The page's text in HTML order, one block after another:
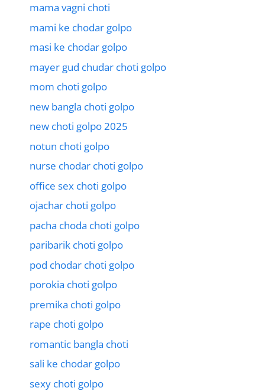
mama vagni choti
mami ke chodar golpo
masi ke chodar golpo
mayer gud chudar choti golpo
mom choti golpo
new bangla choti golpo
new choti golpo 2025
notun choti golpo
nurse chodar choti golpo
office sex choti golpo
ojachar choti golpo
pacha choda choti golpo
paribarik choti golpo
pod chodar choti golpo
porokia choti golpo
premika choti golpo
rape choti golpo
romantic bangla choti
sali ke chodar golpo
sexy choti golpo